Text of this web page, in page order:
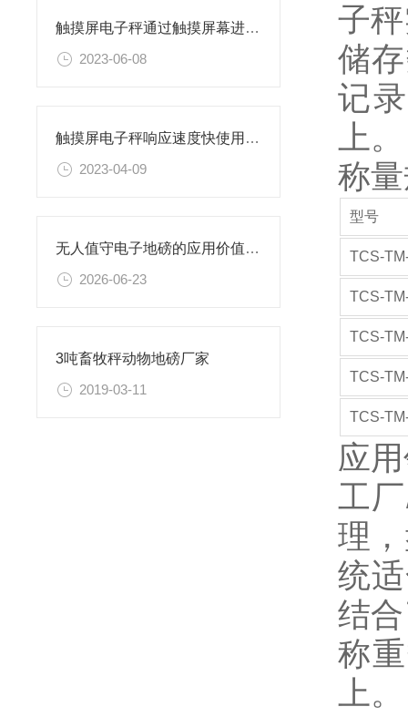
触摸屏电子秤通过触摸屏幕进行操作，具有更加智能化和方便
2023-06-08
触摸屏电子秤响应速度快使用起来非常方便
2023-04-09
无人值守电子地磅的应用价值与场景适配性
2026-06-23
3吨畜牧秤动物地磅厂家
2019-03-11
子
储
记
上。
称
型号
TCS-
TCS-
TCS-
TCS-
TCS-
应
工
理
统
结
称
上。